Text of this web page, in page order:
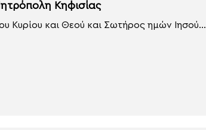
Κηφισίας
Κυρίου και Θεού και Σωτήρος ημών Ιησού...